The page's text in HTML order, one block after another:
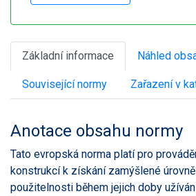
Základní informace Náhled
Související normy Zařazení v
Anotace obsahu normy
Tato evropská norma platí pro
konstrukcí k získání zamýšlené
použitelnosti během jejich doby